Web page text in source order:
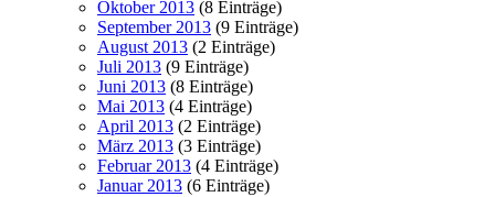
Oktober 2013 (8 Einträge)
September 2013 (9 Einträge)
August 2013 (2 Einträge)
Juli 2013 (9 Einträge)
Juni 2013 (8 Einträge)
Mai 2013 (4 Einträge)
April 2013 (2 Einträge)
März 2013 (3 Einträge)
Februar 2013 (4 Einträge)
Januar 2013 (6 Einträge)